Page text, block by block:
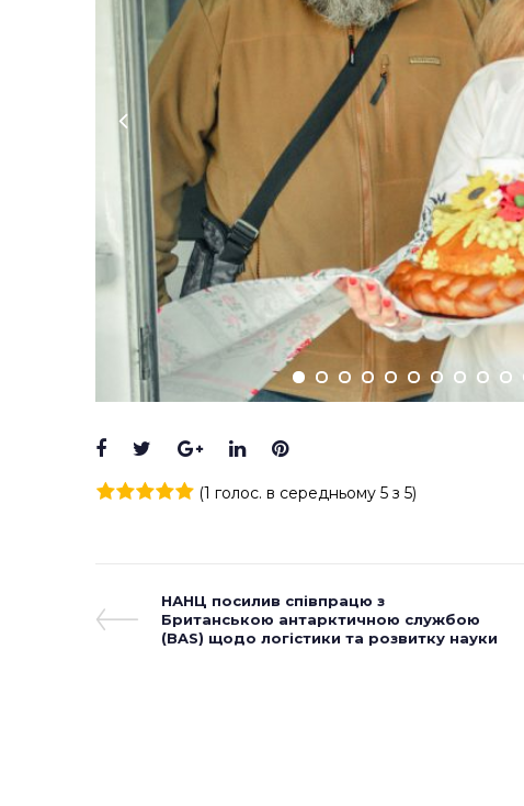
Facebook
TwitterGoogle+
LinkedInPinterest
(1 голос. в середньому 5 з 5)
Навігація
записів
Previous
Post
НАНЦ посилив співпрацю з
Британською антарктичною службою
(BAS) щодо логістики та розвитку науки